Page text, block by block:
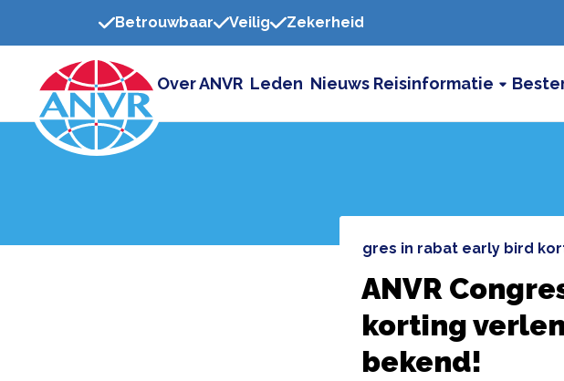
Betrouwbaar Veilig Zekerheid
Over ANVR Leden Nieuws Reisinformatie
Home reisnieuws anvr congres in rabat early bird
ANVR
korting
bekend!